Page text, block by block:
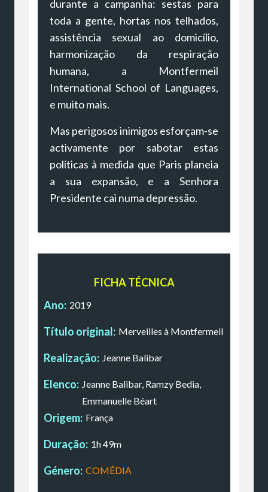
durante a campanha: sestas para
toda a gente, hortas nos telhados,
assistência sexual ao domicílio,
harmonização da respiração
humana, a Montfermeil
International School of Languages,
e muito mais.
Mas perigosos inimigos esforçam-se
activamente por sabotar estas
políticas à medida que Paris planeia
a sua expansão, e a Senhora
Presidente cai numa depressão.
FICHA TÉCNICA
Ano: 2019
Título original: Merveilles à Montfermeil
Realização: Jeanne Balibar
Elenco: Jeanne Balibar, Ramzy Bedia,
Emmanuelle Béart
Origem: França
Duração: 1h 49m
Género: COMÉDIA